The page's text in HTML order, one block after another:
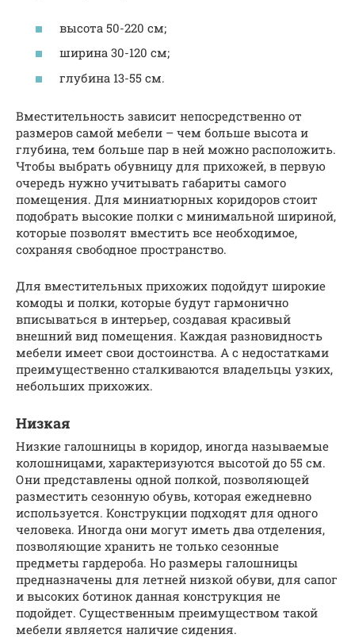
высота 50-220 см;
ширина 30-120 см;
глубина 13-55 см.
Вместительность зависит непосредственно от
размеров самой мебели – чем больше высота и
глубина, тем больше пар в ней можно расположить.
Чтобы выбрать обувницу для прихожей, в первую
очередь нужно учитывать габариты самого
помещения. Для миниатюрных коридоров стоит
подобрать высокие полки с минимальной шириной,
которые позволят вместить все необходимое,
сохраняя свободное пространство.
Для вместительных прихожих подойдут широкие
комоды и полки, которые будут гармонично
вписываться в интерьер, создавая красивый
внешний вид помещения. Каждая разновидность
мебели имеет свои достоинства. А с недостатками
преимущественно сталкиваются владельцы узких,
небольших прихожих.
Низкая
Низкие галошницы в коридор, иногда называемые
колошницами, характеризуются высотой до 55 см.
Они представлены одной полкой, позволяющей
разместить сезонную обувь, которая ежедневно
используется. Конструкции подходят для одного
человека. Иногда они могут иметь два отделения,
позволяющие хранить не только сезонные
предметы гардероба. Но размеры галошницы
предназначены для летней низкой обуви, для сапог
и высоких ботинок данная конструкция не
подойдет. Существенным преимуществом такой
мебели является наличие сидения.